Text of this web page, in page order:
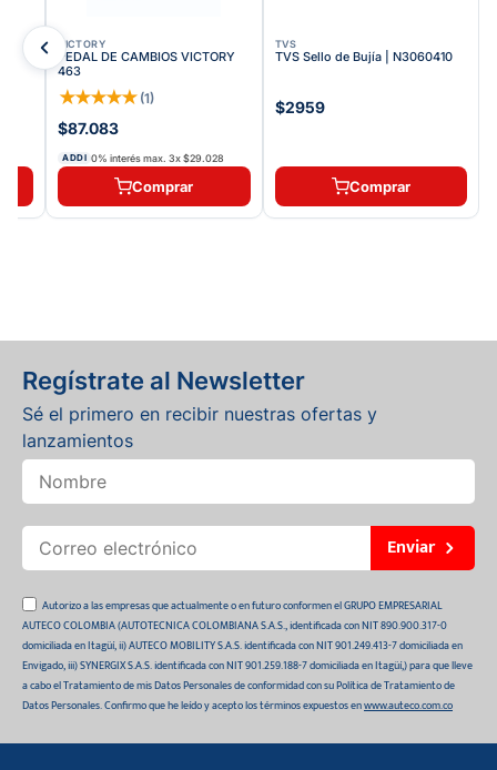
VICTORY
PEDAL DE CAMBIOS VICTORY
463
★★★★★ (1)
$87.083
ADDI 0% interés max.3x$29.028
Comprar
TVS
TVS Sello de Bujía | N3060410
$2959
Comprar
Regístrate al Newsletter
Sé el primero en recibir nuestras ofertas y
lanzamientos
Enviar
Autorizo a las empresas que actualmente o en futuro conformen el GRUPO EMPRESARIAL
AUTECO COLOMBIA (AUTOTECNICA COLOMBIANA S.A.S., identificada con NIT 890.900.317-0
domiciliada en Itagüí, ii) AUTECO MOBILITY S.A.S. identificada con NIT 901.249.413-7 domiciliada en
Envigado, iii) SYNERGIX S.A.S. identificada con NIT 901.259.188-7 domiciliada en Itagüí,) para que lleve
a cabo el Tratamiento de mis Datos Personales de conformidad con su Política de Tratamiento de
Datos Personales. Confirmo que he leído y acepto los términos expuestos enwww.auteco.com.co